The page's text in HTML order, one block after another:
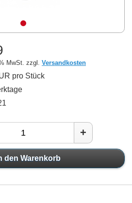
MwSt. zzgl. Versandkosten
pro Stück
+
den Warenkorb